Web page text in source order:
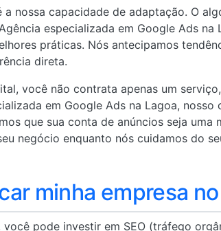
nossa capacidade de adaptação. O
especializada em Google Ads
práticas. Nós antecipamos
direta.
você não contrata apenas um
em Google Ads na Lagoa,
que sua conta de anúncios seja
negócio enquanto nós cuidamos do
minha empresa
você pode investir em SEO (tráfego